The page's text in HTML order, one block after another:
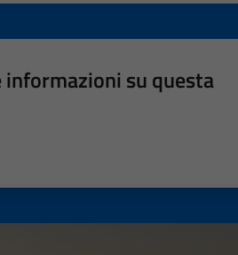
su questa